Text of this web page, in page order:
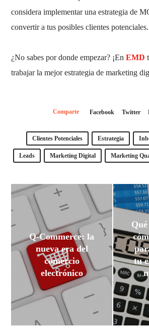
considera implementar una estrategia de
convertir a tus posibles clientes potenciales.
¿No sabes por donde empezar? ¡EnEMD
trabajar la mejor estrategia de marketing
Comparte Facebook Twitter
Clientes Potenciales Estrategia
Leads Marketing Digital Marketing
Q-Commerce: la
nueva era del
comercio
electrónico
tu